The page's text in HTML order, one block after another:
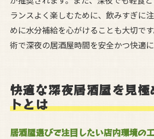
ランスよく楽しむために、飲みすぎに
めに水分補給を心がけることも大切で
術で深夜の居酒屋時間を安全かつ快適に
快適な深夜居酒屋を見
トとは
居酒屋選びで注目したい店内環境の